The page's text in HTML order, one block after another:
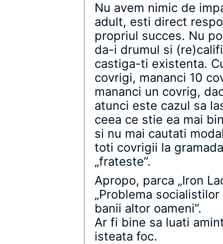
Nu avem nimic de
adult, esti direct
propriul succes. Nu
da-i drumul si
castiga-ti existenta.
covrigi, mananci 10
mananci un covrig,
atunci este cazul sa
ceea ce stie ea mai
si nu mai cautati
toti covrigii la
„frateste”.
Apropo, parca „Iron
„Problema
banii altor oameni”.
Ar fi bine sa luati
isteata foc.